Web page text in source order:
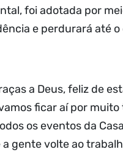
foi adotada por
e perdurará até o
a Deus, feliz de
ficar aí por muito
os eventos da
gente volte ao